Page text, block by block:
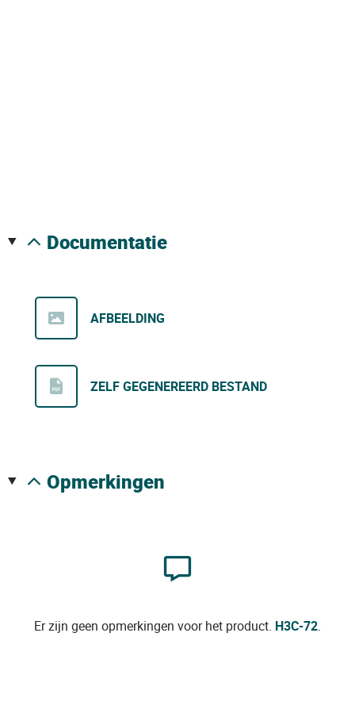
documentatie
AFBEELDING
ZELF GEGENEREERD BESTAND
opmerkingen
Er zijn geen opmerkingen voor het product. H3C-72.